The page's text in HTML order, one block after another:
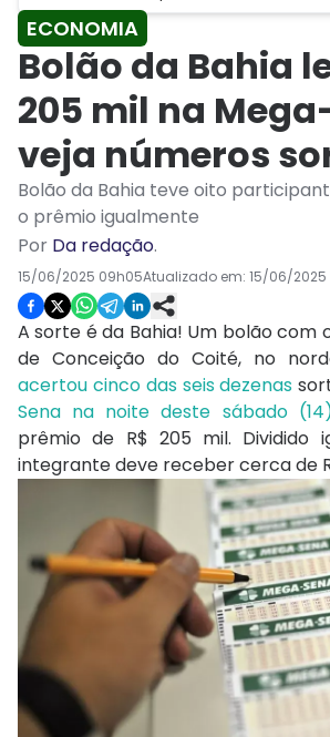
ECONOMIA
Bolão da Bahia
205 mil na
veja números
Bolão da Bahia teve oito
o prêmio igualmente
Por Da redação.
15/06/2025 09h05Atualizado em: 15/06/2025
A sorte é da Bahia! Um bolão com
de Conceição do Coité, no
acertou cinco das seis dezenas
Sena na noite deste sábado
prêmio de R$ 205 mil. Dividido
integrante deve receber cerca de